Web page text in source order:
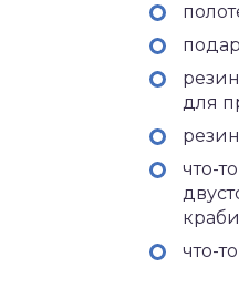
для
что-
что-